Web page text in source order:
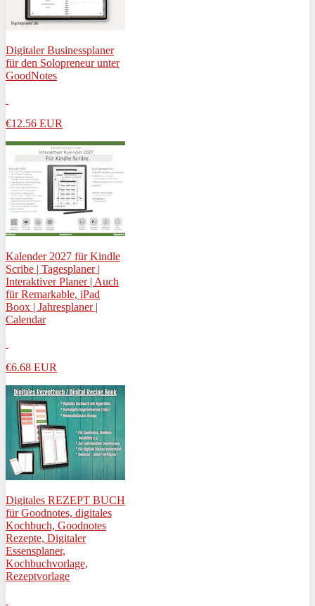
Digitaler Businessplaner
für den Solopreneur unter
GoodNotes
€12.56 EUR
Kalender 2027 für Kindle
Scribe | Tagesplaner |
Interaktiver Planer | Auch
für Remarkable, iPad
Boox | Jahresplaner |
Calendar
€6.68 EUR
Digitales REZEPT BUCH
für Goodnotes, digitales
Kochbuch, Goodnotes
Rezepte, Digitaler
Essensplaner,
Kochbuchvorlage,
Rezeptvorlage